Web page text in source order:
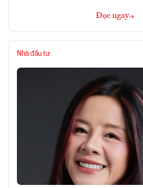
Đọc ngay
Nhà đầu tư